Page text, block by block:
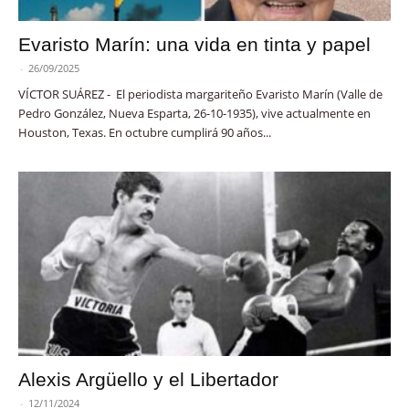
Evaristo Marín: una vida en tinta y papel
- 26/09/2025
VÍCTOR SUÁREZ - El periodista margariteño Evaristo Marín (Valle de
Pedro González, Nueva Esparta, 26-10-1935), vive actualmente en
Houston, Texas. En octubre cumplirá 90 años...
Alexis Argüello y el Libertador
- 12/11/2024